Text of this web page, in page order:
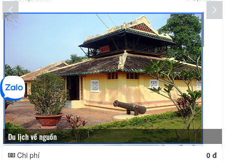
Du lịch về nguồn
Chi phí
0 đ